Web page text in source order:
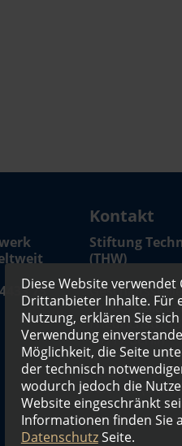
73
Kontakt
Stiftung
(THW)
Geschäftsstelle
Dr. Cornelia
Friedrichstr.
10117 Berlin
Telefon: +49
Fax: +49 (0)30
E-Mail:
Diese Website verwendet
Drittanbieter Inhalte. Für
Nutzung, erklären Sie
Verwendung
Möglichkeit, die Seite
der technisch
wodurch jedoch die
Website eingeschränkt
Informationen finden Sie
DatenschutzSeite.